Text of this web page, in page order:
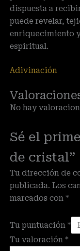
dispuesta a
puede revelar,
enriquecimiento
espiritual.
Adivinación
No hay
Sé el
de cristal”
Tu dirección de
publicada. Los
marcados con *
Tu puntuación *
Tu valoración *